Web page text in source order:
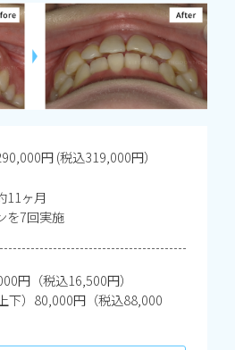
円 (税込319,000円）
11ヶ月
を7回実施
円（税込16,500円）
下）80,000円（税込88,000